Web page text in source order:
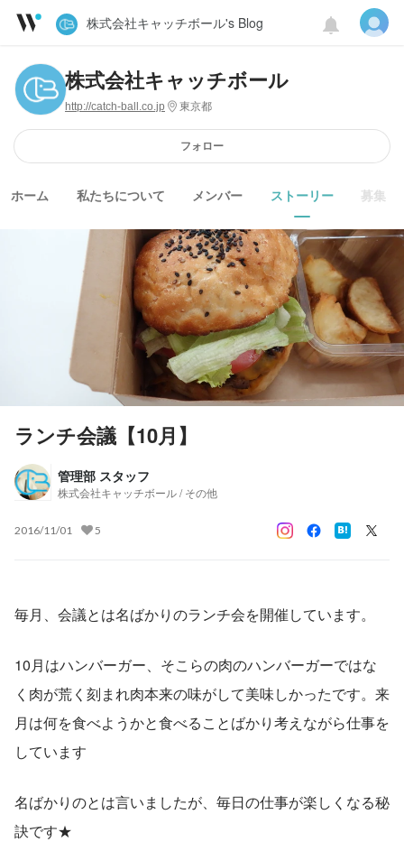
株式会社キャッチボール's Blog
株式会社キャッチボール
http://catch-ball.co.jp 東京都
フォロー
ホーム 私たちについて メンバー ストーリー 募集
ランチ会議【10月】
管理部 スタッフ
株式会社キャッチボール / その他
2016/11/01 5
毎月、会議とは名ばかりのランチ会を開催しています。
10月はハンバーガー、そこらの肉のハンバーガーではな
く肉が荒く刻まれ肉本来の味がして美味しかったです。来
月は何を食べようかと食べることばかり考えながら仕事を
しています
名ばかりのとは言いましたが、毎日の仕事が楽しくなる秘
訣です★